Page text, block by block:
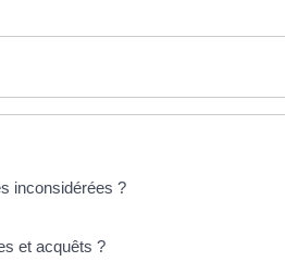
inconsidérées ?
et acquêts ?